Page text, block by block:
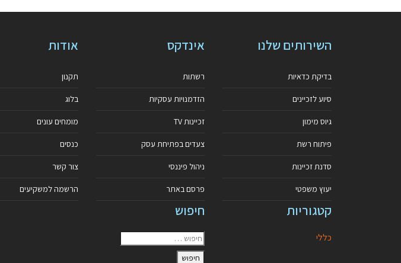
השירותים שלנו
בדיקת כדאיות
סיוע לזכיינים
גיוס מימון
פיתוח רשת
סדנת זכיינות
יעוץ משפטי
אינדקס
רשתות
הזדמנויות עסקיות
זכיינות TV
צעדים בפתיחת עסק
ניהול פיננסי
פרסם באתר
אודות
תקנון
בלוג
מומחים עונים
כנסים
צור קשר
הרשמה למשקיעים
קטגוריות
כללי
חיפוש